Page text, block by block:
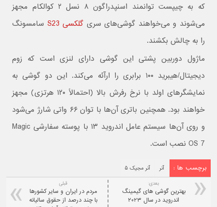
که به چیپست توانمند اسنپدراگون ۸ نسل ۲ کوالکام مجهز
می‌شوند و می‌خواهند گوشی‌های سری گلکسی S23
سامسونگ
را به چالش بکشند.
ماژول دوربین پشتی این گوشی دارای لنزی است که زوم
دیجیتال/هیبرید ۱۰۰ برابری را ارآئه می‌کند. این دو گوشی به
نمایشگرهای اولد با نرخ رفرش بالا (احتمالاً ۱۲۰ هرتزی) مجهز
خواهند بود. همچنین باتری آن‌ها با توان ۶۶ واتی شارژ می‌شود
و روی آن‌ها سیستم عامل اندروید ۱۳ با پوسته سفارشی Magic
OS 7 نصب است.
برچسب ها : آنر آنر مجیک ۵
قبلی
مردم در ایران و سایر کشورها
با چند درصد از حقوق سالیانه
بعدی:
بهترین گوشی های گیمینگ
اندروید در سال ۲۰۲۳